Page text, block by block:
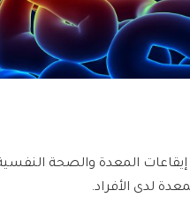
المعدة والصحة
لدى الأفراد.